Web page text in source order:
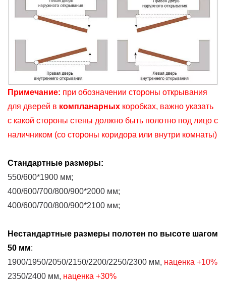
Примечание: при обозначении стороны открывания
для дверей в компланарных коробках, важно указать
с какой стороны стены должно быть полотно под лицо с
наличником (со стороны коридора или внутри комнаты)
Стандартные размеры:
550/600*1900 мм;
400/600/700/800/900*2000 мм;
400/600/700/800/900*2100 мм;
Нестандартные размеры полотен по высоте шагом
50 мм:
1900/1950/2050/2150/2200/2250/2300 мм, наценка +10%
2350/2400 мм, наценка +30%